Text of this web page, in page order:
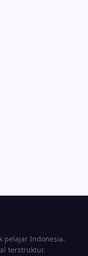
pelajar Indonesia.
terstruktur.